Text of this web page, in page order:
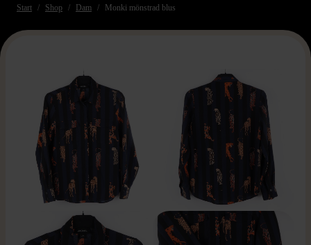
Start Shop Dam Monki mönstrad blus